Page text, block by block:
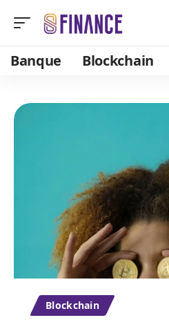
Banque Blockchain
Blockchain